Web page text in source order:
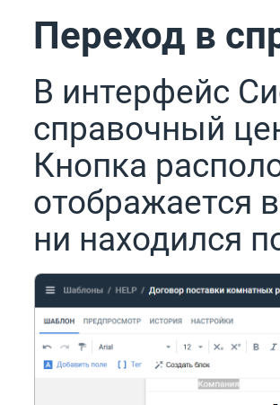
Переход в
В интерфейс
справочный
Кнопка
отображается
ни находился